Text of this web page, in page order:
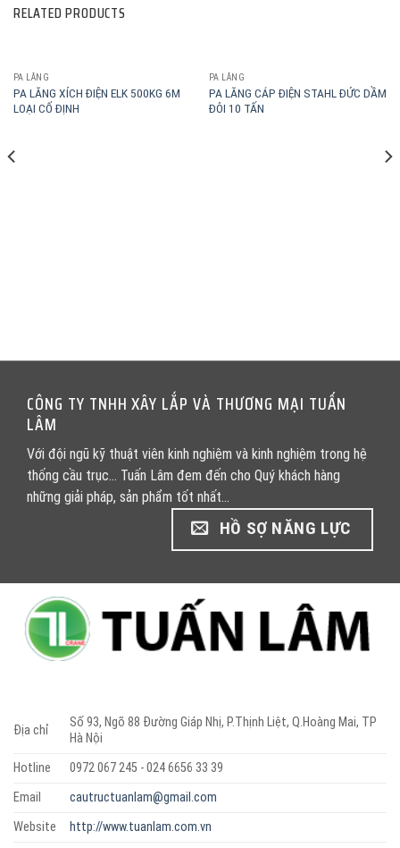
RELATED PRODUCTS
PA LĂNG
PA LĂNG XÍCH ĐIỆN ELK 500KG 6M
LOẠI CỐ ĐỊNH
PA LĂNG
PA LĂNG CÁP ĐIỆN STAHL ĐỨC DẦM
ĐÔI 10 TẤN
CÔNG TY TNHH XÂY LẮP VÀ THƯƠNG MẠI TUẤN
LÂM
Với đội ngũ kỹ thuật viên kinh nghiệm và kinh nghiệm trong hệ
thống cầu trục... Tuấn Lâm đem đến cho Quý khách hàng
những giải pháp, sản phẩm tốt nhất...
HỒ SỢ NĂNG LỰC
Địa chỉ
Số 93, Ngõ 88 Đường Giáp Nhị, P.Thịnh Liệt, Q.Hoàng Mai, TP
Hà Nội
Hotline
0972 067 245 - 024 6656 33 39
Email
cautructuanlam@gmail.com
Website
http://www.tuanlam.com.vn